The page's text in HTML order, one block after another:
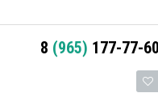
8 (965) 177-77-60